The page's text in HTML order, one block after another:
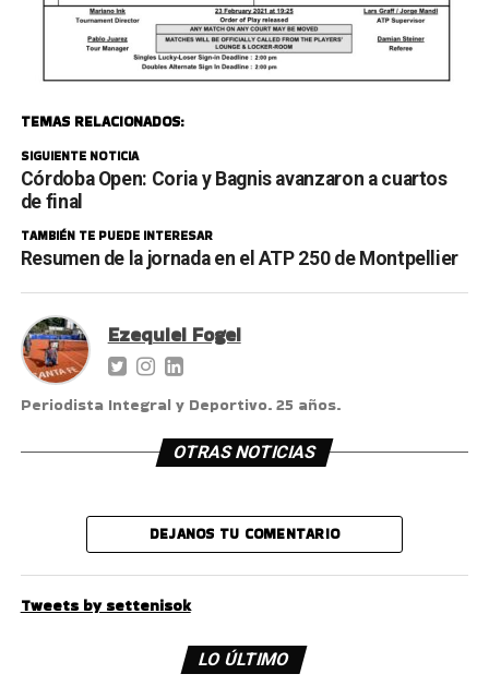
TEMAS RELACIONADOS:
SIGUIENTE NOTICIA
Córdoba Open: Coria y Bagnis avanzaron a cuartos
de final
TAMBIÉN TE PUEDE INTERESAR
Resumen de la jornada en el ATP 250 de Montpellier
Ezequiel Fogel
Periodista Integral y Deportivo. 25 años.
OTRAS NOTICIAS
DEJANOS TU COMENTARIO
Tweets by settenisok
LO ÚLTIMO